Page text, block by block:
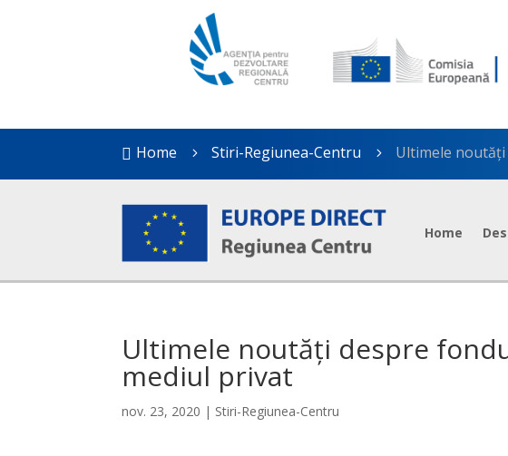
 Home 5 Stiri-Regiunea-Centru 5 Ultimele
Home
Ultimele noutăți despre
mediul privat
nov. 23, 2020 | Stiri-Regiunea-Centru